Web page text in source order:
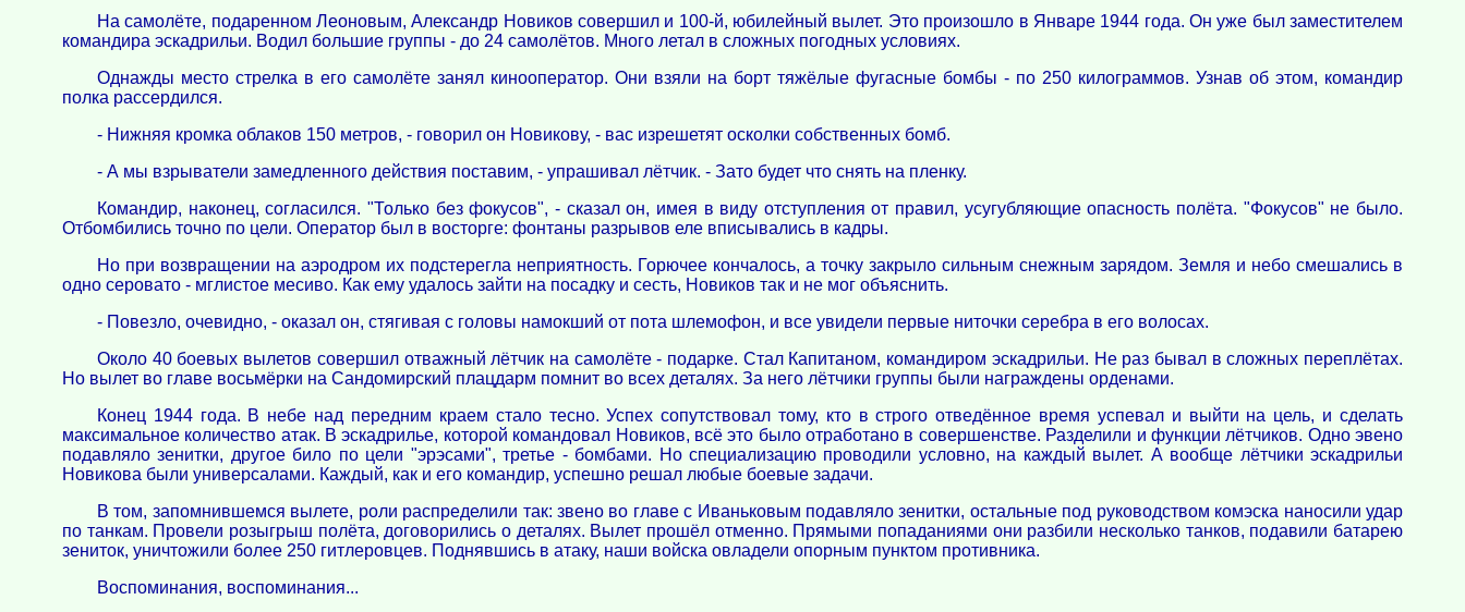
На самолёте, подаренном Леоновым, Александр Новиков совершил и 100-й, юбилейный вылет. Это произошло в Январе 1944 года. Он уже был заместителем
командира эскадрильи. Водил большие группы - до 24 самолётов. Много летал в сложных погодных условиях.
Однажды место стрелка в его самолёте занял кинооператор. Они взяли на борт тяжёлые фугасные бомбы - по 250 килограммов. Узнав об этом, командир
полка рассердился.
- Нижняя кромка облаков 150 метров, - говорил он Новикову, - вас изрешетят осколки собственных бомб.
- А мы взрыватели замедленного действия поставим, - упрашивал лётчик. - Зато будет что снять на пленку.
Командир, наконец, согласился. "Только без фокусов", - сказал он, имея в виду отступления от правил, усугубляющие опасность полёта. "Фокусов" не было.
Отбомбились точно по цели. Оператор был в восторге: фонтаны разрывов еле вписывались в кадры.
Но при возвращении на аэродром их подстерегла неприятность. Горючее кончалось, а точку закрыло сильным снежным зарядом. Земля и небо смешались в
одно серовато - мглистое месиво. Как ему удалось зайти на посадку и сесть, Новиков так и не мог объяснить.
- Повезло, очевидно, - оказал он, стягивая с головы намокший от пота шлемофон, и все увидели первые ниточки серебра в его волосах.
Около 40 боевых вылетов совершил отважный лётчик на самолёте - подарке. Стал Капитаном, командиром эскадрильи. Не раз бывал в сложных переплётах.
Но вылет во главе восьмёрки на Сандомирский плацдарм помнит во всех деталях. За него лётчики группы были награждены орденами.
Конец 1944 года. В небе над передним краем стало тесно. Успех сопутствовал тому, кто в строго отведённое время успевал и выйти на цель, и сделать
максимальное количество атак. В эскадрилье, которой командовал Новиков, всё это было отработано в совершенстве. Разделили и функции лётчиков. Одно эвено
подавляло зенитки, другое било по цели "эрэсами", третье - бомбами. Но специализацию проводили условно, на каждый вылет. А вообще лётчики эскадрильи
Новикова были универсалами. Каждый, как и его командир, успешно решал любые боевые задачи.
В том, запомнившемся вылете, роли распределили так: звено во главе с Иваньковым подавляло зенитки, остальные под руководством комэска наносили удар
по танкам. Провели розыгрыш полёта, договорились о деталях. Вылет прошёл отменно. Прямыми попаданиями они разбили несколько танков, подавили батарею
зениток, уничтожили более 250 гитлеровцев. Поднявшись в атаку, наши войска овладели опорным пунктом противника.
Воспоминания, воспоминания...